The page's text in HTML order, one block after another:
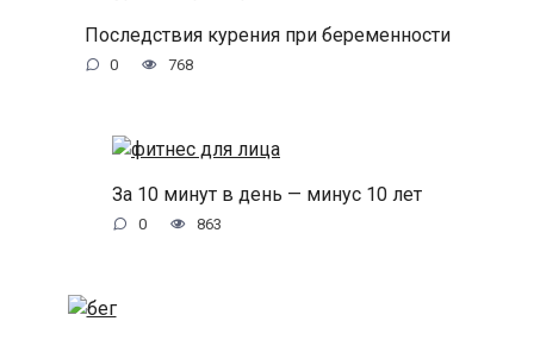
Последствия курения при беременности
0 768
За 10 минут в день — минус 10 лет
0 863